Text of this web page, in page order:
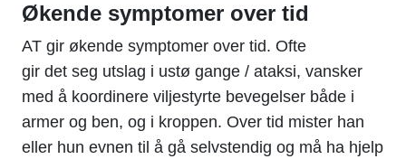
Økende symptomer over tid
AT gir økende symptomer over tid. Ofte
gir det seg utslag i ustø gange / ataksi, vansker
med å koordinere viljestyrte bevegelser både i
armer og ben, og i kroppen. Over tid mister han
eller hun evnen til å gå selvstendig og må ha hjelp